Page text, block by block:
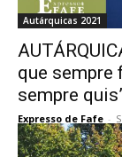
Autárquicas 2021
que sempre
sempre
Expresso de Fafe -